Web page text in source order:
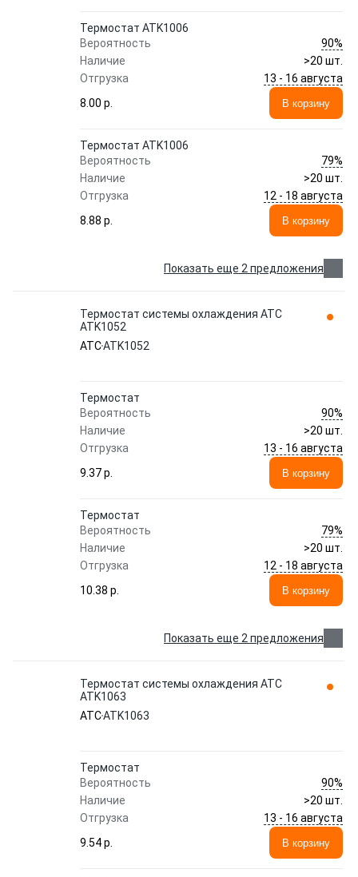
Термостат ATK1006
Вероятность
90%
Наличие
>20 шт.
Отгрузка
13 - 16 августа
8.00 p.
В корзину
Термостат ATK1006
Вероятность
79%
Наличие
>20 шт.
Отгрузка
12 - 18 августа
8.88 p.
В корзину
Показать еще 2 предложения
Термостат системы охлаждения ATC
ATK1052
ATCATK1052
Термостат
Вероятность
90%
Наличие
>20 шт.
Отгрузка
13 - 16 августа
9.37 p.
В корзину
Термостат
Вероятность
79%
Наличие
>20 шт.
Отгрузка
12 - 18 августа
10.38 p.
В корзину
Показать еще 2 предложения
Термостат системы охлаждения ATC
ATK1063
ATCATK1063
Термостат
Вероятность
90%
Наличие
>20 шт.
Отгрузка
13 - 16 августа
9.54 p.
В корзину